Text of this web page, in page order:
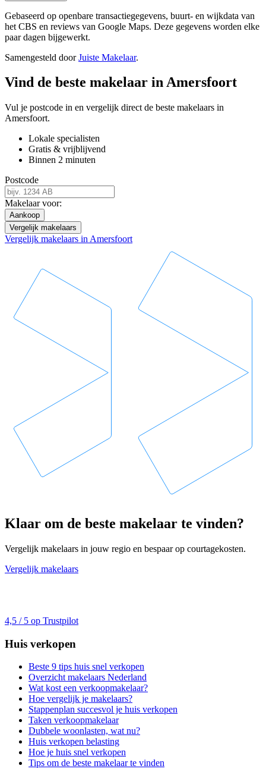
Gebaseerd op openbare transactiegegevens, buurt- en wijkdata van
het CBS en reviews van Google Maps. Deze gegevens worden elke
paar dagen bijgewerkt.
Samengesteld doorJuiste Makelaar.
Vind de beste makelaar in Amersfoort
Vul je postcode in en vergelijk direct de beste makelaars in
Amersfoort.
Lokale specialisten
Gratis & vrijblijvend
Binnen 2 minuten
Postcode
Makelaar voor:
Aankoop
Vergelijk makelaars
Vergelijk makelaars in Amersfoort
Klaar om de beste makelaar te vinden?
Vergelijk makelaars in jouw regio en bespaar op courtagekosten.
Vergelijk makelaars
4,5 / 5 op Trustpilot
Huis verkopen
Beste 9 tips huis snel verkopen
Overzicht makelaars Nederland
Wat kost een verkoopmakelaar?
Hoe vergelijk je makelaars?
Stappenplan succesvol je huis verkopen
Taken verkoopmakelaar
Dubbele woonlasten, wat nu?
Huis verkopen belasting
Hoe je huis snel verkopen
Tips om de beste makelaar te vinden